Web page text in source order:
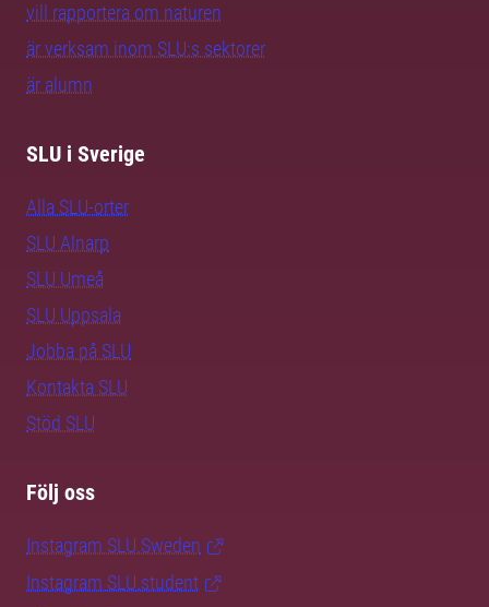
vill rapportera om naturen
är verksam inom SLU:s sektorer
är alumn
SLU i Sverige
Alla SLU-orter
SLU Alnarp
SLU Umeå
SLU Uppsala
Jobba på SLU
Kontakta SLU
Stöd SLU
Följ oss
Instagram SLU.Sweden
Instagram SLU.student